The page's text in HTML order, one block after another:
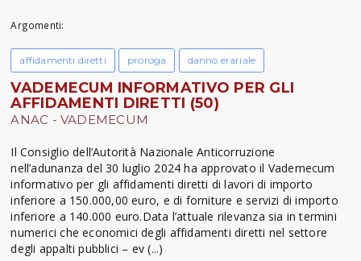
Argomenti:
affidamenti diretti proroga danno erariale
VADEMECUM INFORMATIVO PER GLI
AFFIDAMENTI DIRETTI (50)
ANAC - VADEMECUM
Il Consiglio dell’Autorità Nazionale Anticorruzione
nell’adunanza del 30 luglio 2024 ha approvato il Vademecum
informativo per gli affidamenti diretti di lavori di importo
inferiore a 150.000,00 euro, e di forniture e servizi di importo
inferiore a 140.000 euro.Data l’attuale rilevanza sia in termini
numerici che economici degli affidamenti diretti nel settore
degli appalti pubblici – ev (...)